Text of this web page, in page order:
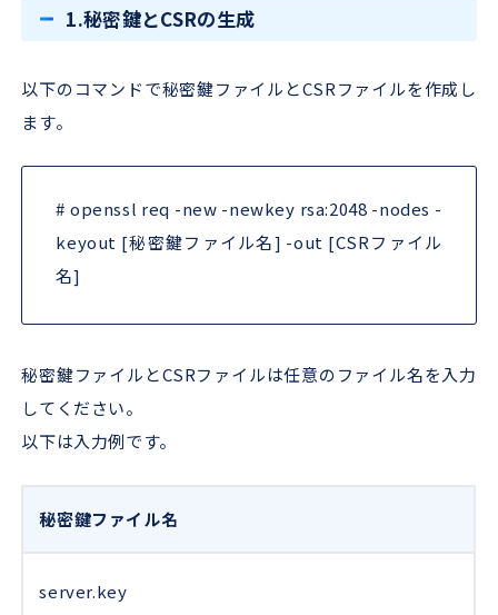
1.秘密鍵とCSRの生成
以下のコマンドで秘密鍵ファイルとCSRファイルを作成し
ます。
# openssl req -new -newkey rsa:2048 -nodes -
keyout [秘密鍵ファイル名] -out [CSRファイル
名]
秘密鍵ファイルとCSRファイルは任意のファイル名を入力
してください。
以下は入力例です。
秘密鍵ファイル名
server.key